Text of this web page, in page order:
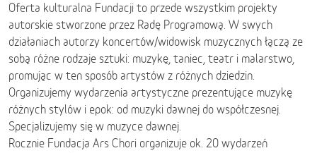
Oferta kulturalna Fundacji to przede wszystkim projekty
autorskie stworzone przez Radę Programową. W swych
działaniach autorzy koncertów/widowisk muzycznych łączą ze
sobą różne rodzaje sztuki: muzykę, taniec, teatr i malarstwo,
promując w ten sposób artystów z różnych dziedzin.
Organizujemy wydarzenia artystyczne prezentujące muzykę
różnych stylów i epok: od muzyki dawnej do współczesnej.
Specjalizujemy się w muzyce dawnej.
Rocznie Fundacja Ars Chori organizuje ok. 20 wydarzeń